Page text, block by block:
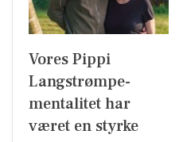
Vores Pippi
Langstrømpe-
mentalitet har
været en styrke